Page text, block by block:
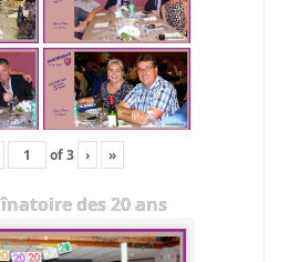
of3 › »
des 20 ans